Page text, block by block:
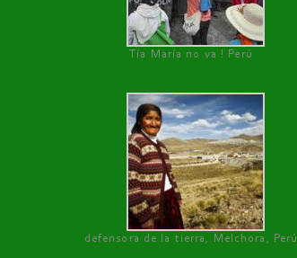
Tía María no va ! Perú
defensora de la tierra, Melchora, Perú